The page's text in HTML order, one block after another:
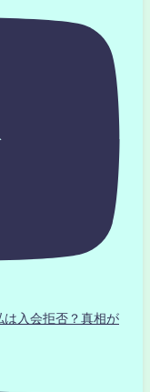
入会拒否？真相が